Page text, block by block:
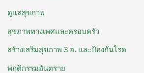
ดูแลสุขภาพ
สุขภาพทางเพศและครอบครัว
สร้างเสริมสุขภาพ 3 อ. ​และป้องกันโรค
พฤติกรรมอันตราย